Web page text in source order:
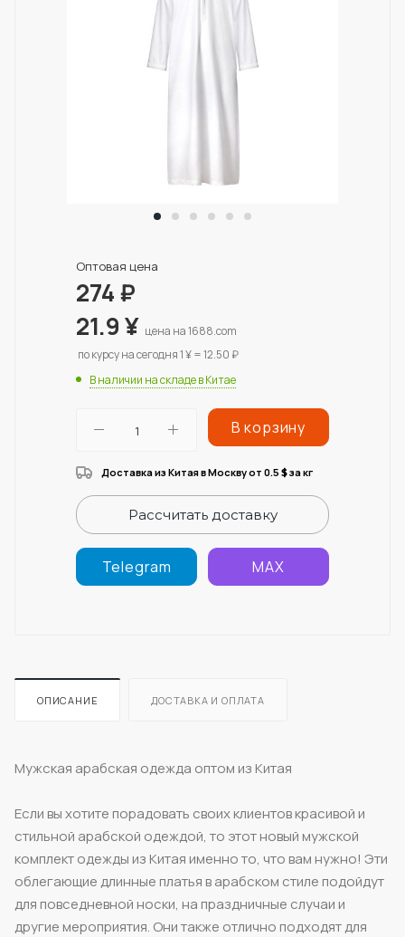
Оптовая цена
274₽
21.9¥ цена на 1688.com
по курсу на сегодня 1 ¥ = 12.50 ₽
В наличии на складе в Китае
В корзину
Доставка из Китая в Москву от 0.5 $за кг
Рассчитать доставку
Telegram MAX
ОПИСАНИЕ ДОСТАВКА И ОПЛАТА
Мужская арабская одежда оптом из Китая
Если вы хотите порадовать своих клиентов красивой и
стильной арабской одеждой, то этот новый мужской
комплект одежды из Китая именно то, что вам нужно! Эти
облегающие длинные платья в арабском стиле подойдут
для повседневной носки, на праздничные случаи и
другие мероприятия. Они также отлично подходят для